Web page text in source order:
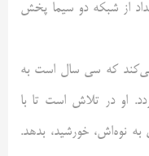
شنبه 15 دی‌ماه ساعت 00:05 بامداد از شبکه دو سیما پخش
می‌کند که سی سال است به
او در تلاش است تا با
نوه‌اش، خورشید، بدهد.